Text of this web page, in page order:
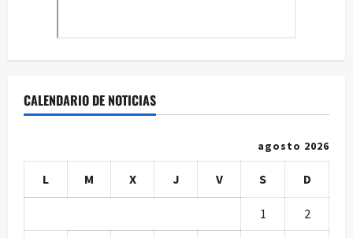
CALENDARIO DE NOTICIAS
agosto 2026
L M X J V S D
1 2